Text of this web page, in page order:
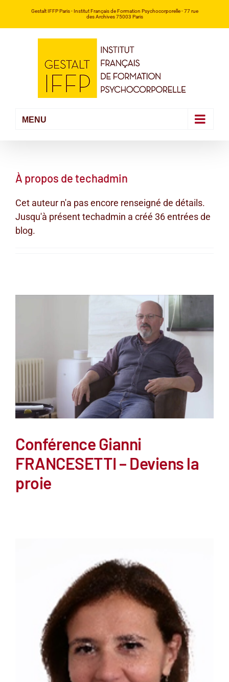
Gestalt IFFP Paris- Institut Français de Formation Psychocorporelle -77 rue
des Archives 75003 Paris
À propos detechadmin
Cet auteur n'a pas encore renseigné de détails.
Jusqu'à présent techadmin a créé 36 entrées de
blog.
Conférence Gianni
FRANCESETTI – Deviens la
proie